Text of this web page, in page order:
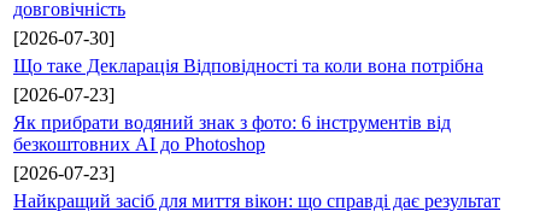
довговічність
[2026-07-30]
Що таке Декларація Відповідності та коли вона потрібна
[2026-07-23]
Як прибрати водяний знак з фото: 6 інструментів від
безкоштовних AI до Photoshop
[2026-07-23]
Найкращий засіб для миття вікон: що справді дає результат